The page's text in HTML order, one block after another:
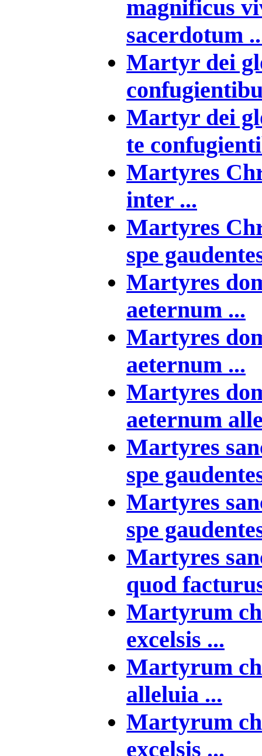
magnificus
sacerdotum
Martyr dei
Martyr dei
te
Martyres
inter ...
Martyres
spe
Martyres
aeternum ...
Martyres
aeternum ...
Martyres
aeternum
Martyres
spe
Martyres
spe
Martyres
quod
Martyrum
excelsis ...
Martyrum
alleluia ...
Martyrum
excelsis ...